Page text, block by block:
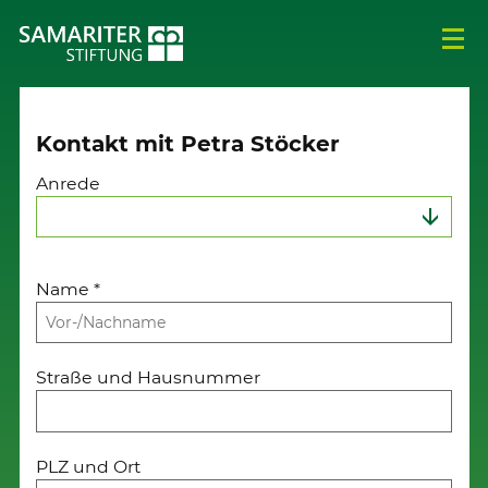
Kontakt mit Petra Stöcker
Anrede
Name*
Straße und Hausnummer
PLZ und Ort